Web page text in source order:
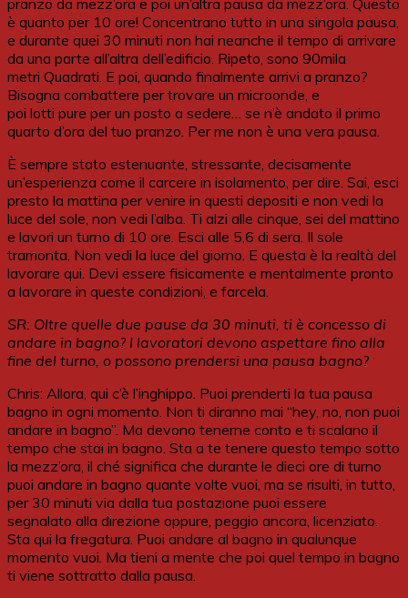
pranzo da mezz’ora e poi un’altra pausa da mezz’ora. Questo
è quanto per 10 ore! Concentrano tutto in una singola pausa,
e durante quei 30 minuti non hai neanche il tempo di arrivare
da una parte all’altra dell’edificio. Ripeto, sono 90mila
metri Quadrati. E poi, quando finalmente arrivi a pranzo?
Bisogna combattere per trovare un microonde, e
poi lotti pure per un posto a sedere… se n’è andato il primo
quarto d’ora del tuo pranzo. Per me non è una vera pausa.
È sempre stato estenuante, stressante, decisamente
un’esperienza come il carcere in isolamento, per dire. Sai, esci
presto la mattina per venire in questi depositi e non vedi la
luce del sole, non vedi l’alba. Ti alzi alle cinque, sei del mattino
e lavori un turno di 10 ore. Esci alle 5,6 di sera. Il sole
tramonta. Non vedi la luce del giorno. E questa è la realtà del
lavorare qui. Devi essere fisicamente e mentalmente pronto
a lavorare in queste condizioni, e farcela.
SR: Oltre quelle due pause da 30 minuti, ti è concesso di
andare in bagno? I lavoratori devono aspettare fino alla
fine del turno, o possono prendersi una pausa bagno?
Chris: Allora, qui c’è l’inghippo. Puoi prenderti la tua pausa
bagno in ogni momento. Non ti diranno mai “hey, no, non puoi
andare in bagno”. Ma devono tenerne conto e ti scalano il
tempo che stai in bagno. Sta a te tenere questo tempo sotto
la mezz’ora, il ché significa che durante le dieci ore di turno
puoi andare in bagno quante volte vuoi, ma se risulti, in tutto,
per 30 minuti via dalla tua postazione puoi essere
segnalato alla direzione oppure, peggio ancora, licenziato.
Sta qui la fregatura. Puoi andare al bagno in qualunque
momento vuoi. Ma tieni a mente che poi quel tempo in bagno
ti viene sottratto dalla pausa.